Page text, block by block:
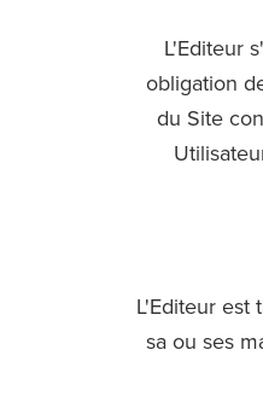
L'Editeur
obligation
du Site
L'Editeur est
sa ou ses